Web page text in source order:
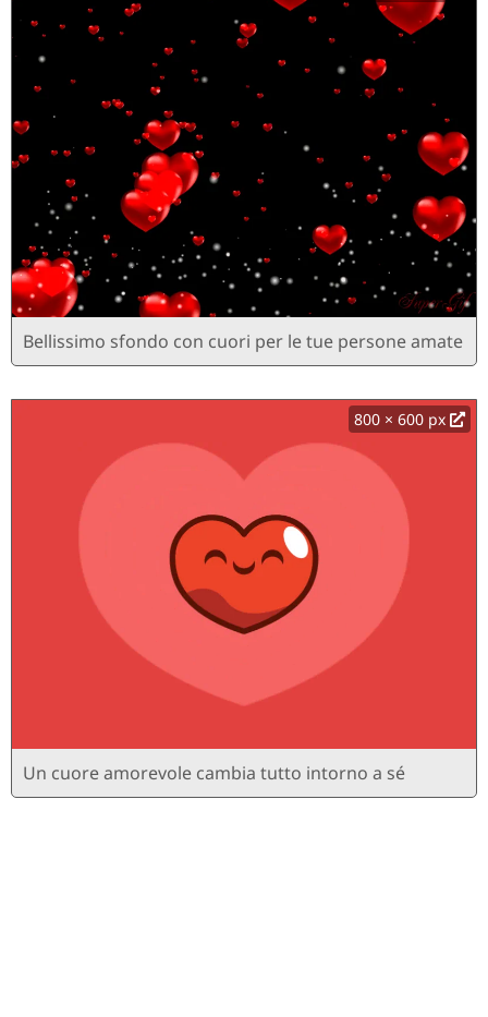
Bellissimo sfondo con cuori per le tue persone amate
800 × 600 px
Un cuore amorevole cambia tutto intorno a sé